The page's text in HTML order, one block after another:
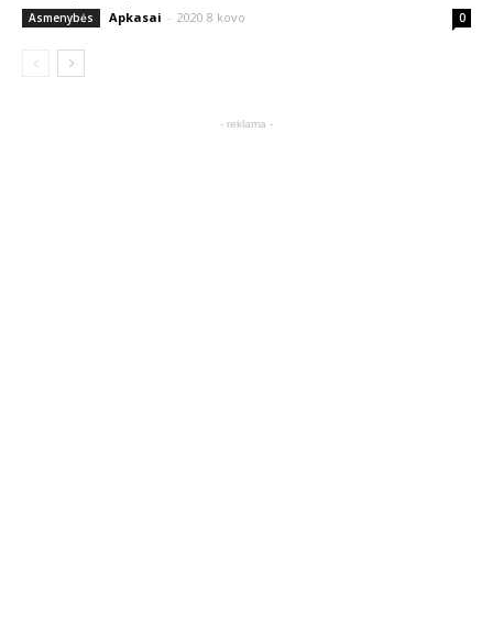
Asmenybės Apkasai - 2020 8 kovo 0
- reklama -